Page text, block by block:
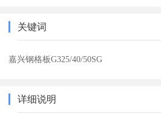
关键词
嘉兴钢格板G325/40/50SG
详细说明